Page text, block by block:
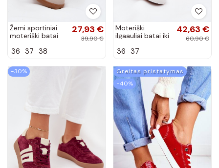
Žemi sportiniai
moteriški batai
Ardira
27,93 €
39,90 €
36 37 38
Moteriški
ilgaauliai batai iki
kulniukais, iš
bordo spalvos...
42,63 €
60,90 €
36 37
−30%
Greitas pristatymas
−40%